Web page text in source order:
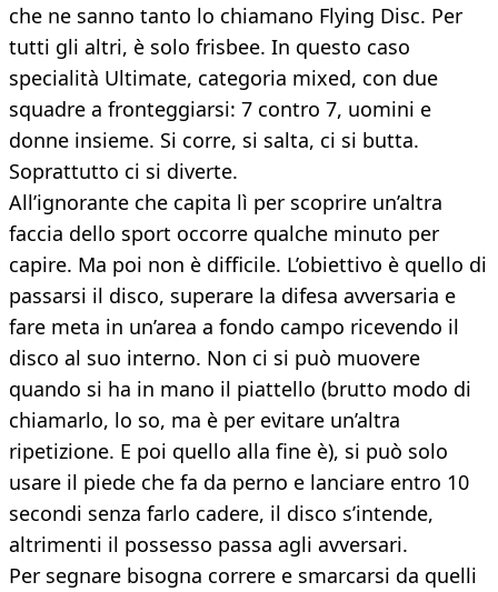
che ne sanno tanto lo chiamano Flying Disc. Per
tutti gli altri, è solo frisbee. In questo caso
specialità Ultimate, categoria mixed, con due
squadre a fronteggiarsi: 7 contro 7, uomini e
donne insieme. Si corre, si salta, ci si butta.
Soprattutto ci si diverte.
All’ignorante che capita lì per scoprire un’altra
faccia dello sport occorre qualche minuto per
capire. Ma poi non è difficile. L’obiettivo è quello di
passarsi il disco, superare la difesa avversaria e
fare meta in un’area a fondo campo ricevendo il
disco al suo interno. Non ci si può muovere
quando si ha in mano il piattello (brutto modo di
chiamarlo, lo so, ma è per evitare un’altra
ripetizione. E poi quello alla fine è), si può solo
usare il piede che fa da perno e lanciare entro 10
secondi senza farlo cadere, il disco s’intende,
altrimenti il possesso passa agli avversari.
Per segnare bisogna correre e smarcarsi da quelli